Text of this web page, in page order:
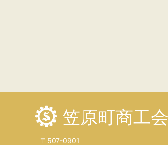
笠原町商工会
〒507-0901